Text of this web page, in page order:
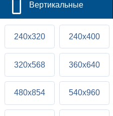
Вертикальные
240x320 240x400
320x568 360x640
480x854 540x960